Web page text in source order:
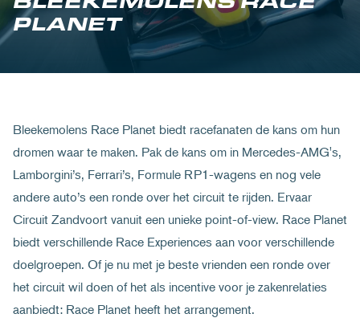
PLANET
Bleekemolens Race Planet biedt racefanaten de kans om hun
dromen waar te maken. Pak de kans om in Mercedes-AMG's,
Lamborgini’s, Ferrari’s, Formule RP1-wagens en nog vele
andere auto’s een ronde over het circuit te rijden. Ervaar
Circuit Zandvoort vanuit een unieke point-of-view. Race Planet
biedt verschillende Race Experiences aan voor verschillende
doelgroepen. Of je nu met je beste vrienden een ronde over
het circuit wil doen of het als incentive voor je zakenrelaties
aanbiedt: Race Planet heeft het arrangement.